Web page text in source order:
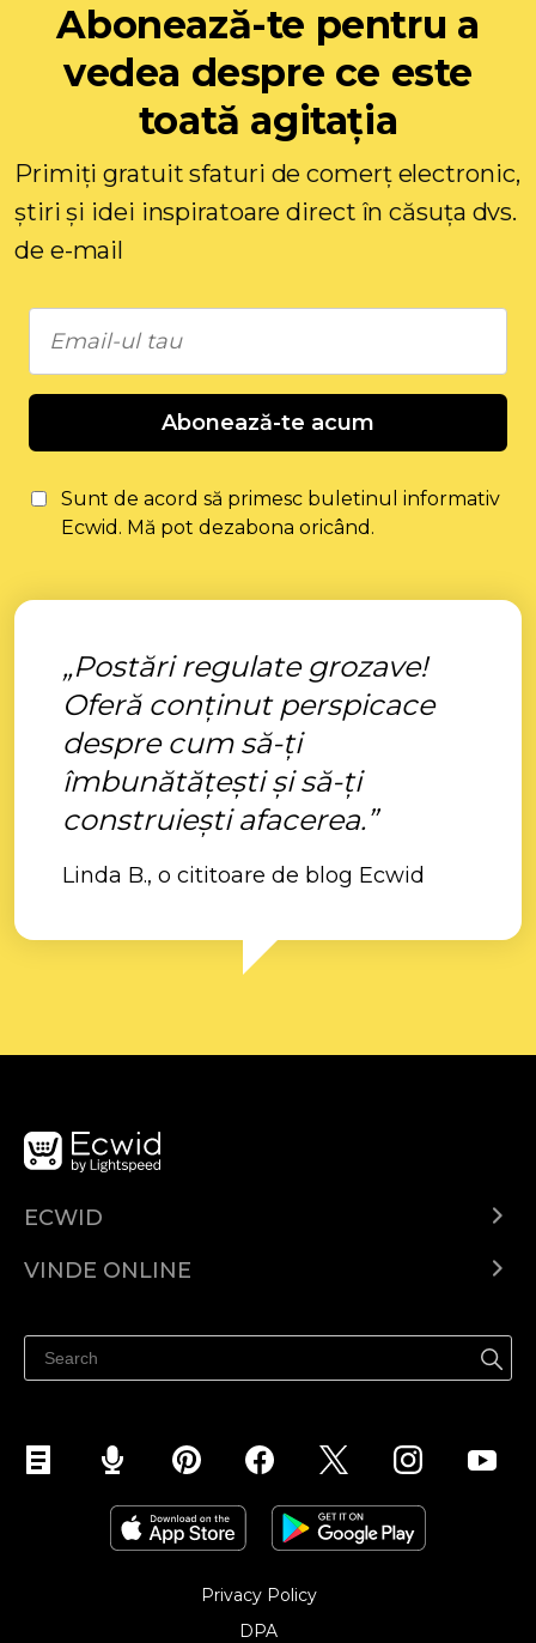
Abonează-te pentru a
vedea despre ce este
toată agitația
Primiți gratuit sfaturi de comerț electronic,
știri și idei inspiratoare direct în căsuța dvs.
de e-mail
Abonează-te acum
Sunt de acord să primesc buletinul informativ
Ecwid. Mă pot dezabona oricând.
„Postări regulate grozave!
Oferă conținut perspicace
despre cum să-ți
îmbunătățești și să-ți
construiești afacerea.”
Linda B., o cititoare de blog Ecwid
ECWID
Prețuri
VINDE ONLINE
Vinde pe Facebook
Vinde pe Instagram
Privacy Policy
DPA